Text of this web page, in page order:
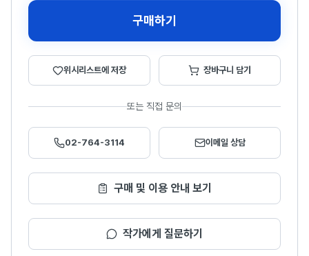
구매하기
위시리스트에 저장 장바구니 담기
또는 직접 문의
02-764-3114 이메일 상담
구매 및 이용 안내 보기
작가에게 질문하기